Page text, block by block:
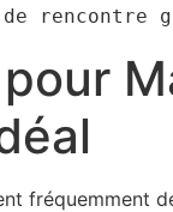
rencontre
fréquemment